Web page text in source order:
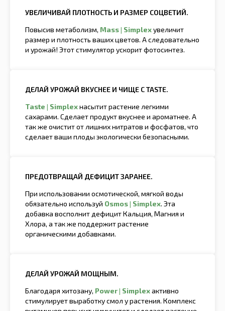
УВЕЛИЧИВАЙ ПЛОТНОСТЬ И РАЗМЕР СОЦВЕТИЙ.
Повысив метаболизм, Mass | Simplexувеличит
размер и плотность ваших цветов. А следовательно
и урожай! Этот стимулятор ускорит фотосинтез.
ДЕЛАЙ УРОЖАЙ ВКУСНЕЕ И ЧИЩЕ С TASTE.
Taste | Simplexнасытит растение легкими
сахарами. Сделает продукт вкуснее и ароматнее. А
так же очистит от лишних нитратов и фосфатов, что
сделает ваши плоды экологически безопасными.
ПРЕДОТВРАЩАЙ ДЕФИЦИТ ЗАРАНЕЕ.
При использовании осмотической, мягкой воды
обязательно используй Osmos | Simplex. Эта
добавка восполнит дефицит Кальция, Магния и
Хлора, а так же поддержит растение
органическими добавками.
ДЕЛАЙ УРОЖАЙ МОЩНЫМ.
Благодаря хитозану, Power | Simplexактивно
стимулирует выработку смол у растения. Комплекс